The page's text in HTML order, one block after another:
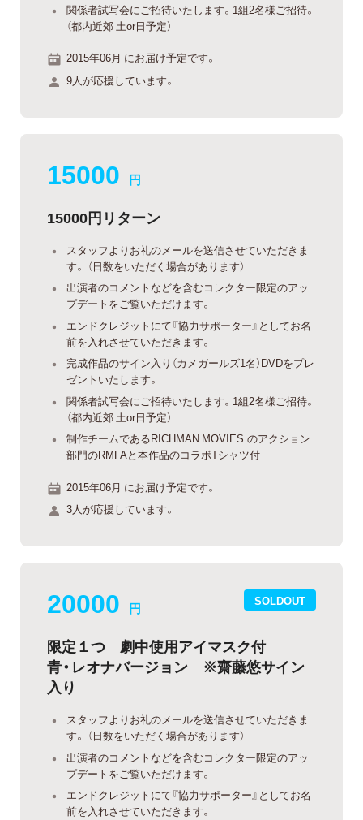
関係者試写会にご招待いたします。1組2名様ご招待。
（都内近郊 土or日予定）
2015年06月 にお届け予定です。
9人が応援しています。
15000 円
15000円リターン
スタッフよりお礼のメールを送信させていただきま
す。 （日数をいただく場合があります）
出演者のコメントなどを含むコレクター限定のアッ
プデートをご覧いただけます。
エンドクレジットにて『協力サポーター』としてお名
前を入れさせていただきます。
完成作品のサイン入り（カメガールズ1名）DVDをプレ
ゼントいたします。
関係者試写会にご招待いたします。1組2名様ご招待。
（都内近郊 土or日予定）
制作チームであるRICHMAN MOVIES.のアクション
部門のRMFAと本作品のコラボTシャツ付
2015年06月 にお届け予定です。
3人が応援しています。
SOLDOUT
20000 円
限定１つ 劇中使用アイマスク付
青・レオナバージョン ※齋藤悠サイン
入り
スタッフよりお礼のメールを送信させていただきま
す。 （日数をいただく場合があります）
出演者のコメントなどを含むコレクター限定のアッ
プデートをご覧いただけます。
エンドクレジットにて『協力サポーター』としてお名
前を入れさせていただきます。